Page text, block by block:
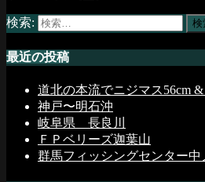
検索:
最近の投稿
道北の本流でニジマス56cm &
神戸〜明石沖
岐阜県 長良川
ＦＰベリーズ迦葉山
群馬フィッシングセンター中